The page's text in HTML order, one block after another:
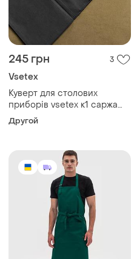
245 грн 3
Vsetex
Куверт для столових
приборів vsetex к1 саржа
чорний
Другой